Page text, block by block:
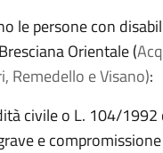
le persone con
Orientale (
Remedello e Visano):
civile o L. 104/
e